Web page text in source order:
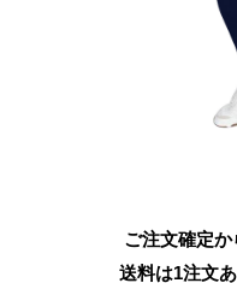
ご注文確定
送料は1注文